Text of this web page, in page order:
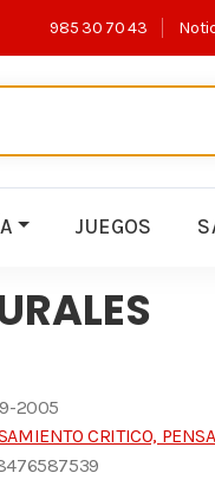
985 30 70 43
JUEGOS
2005
CRITICO,